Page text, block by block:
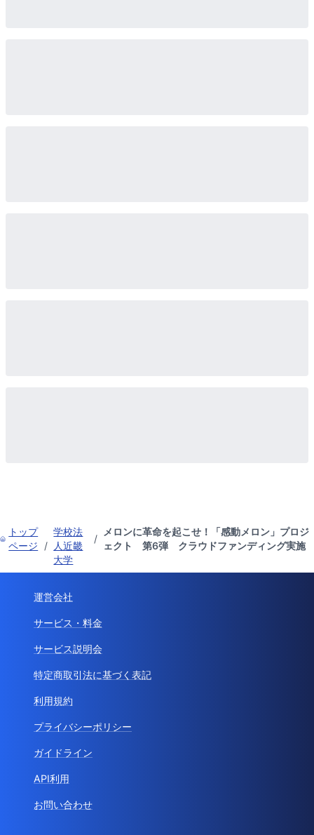
トップ
ページ
/
学校法
人近畿
大学
/
メロンに革命を起こせ！「感動メロン」プロジ
ェクト 第6弾 クラウドファンディング実施
運営会社
サービス・料金
サービス説明会
特定商取引法に基づく表記
利用規約
プライバシーポリシー
ガイドライン
API利用
お問い合わせ